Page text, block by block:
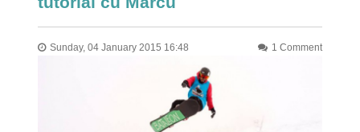
Sunday, 04 January 2015 16:48 1 Comment